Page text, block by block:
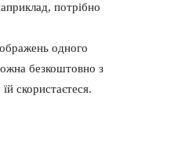
потрібно
одного
безкоштовно з
скористаєтеся.